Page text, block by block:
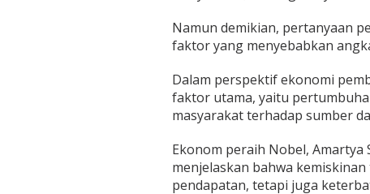
Namun demikian, pertanyaan
faktor yang menyebabkan
Dalam perspektif ekonomi
faktor utama, yaitu
masyarakat terhadap sumber
Ekonom peraih Nobel, Amartya
menjelaskan bahwa
pendapatan, tetapi juga